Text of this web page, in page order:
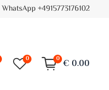
WhatsApp +4915773176102
0 0 € 0.00